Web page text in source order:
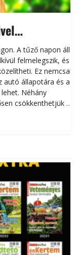
károktól
A tűző napon álló
felmelegszik, és
Ez nemcsak
autó állapotára és a
Néhány
csökkenthetjük a